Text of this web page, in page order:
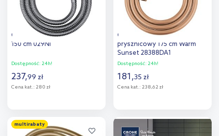
Omnires wąż prysznicowy
150 cm 029NI
Dostępność: 24h!
237,99 zł
Cena kat.: 280 zł
Dodaj do
Grohe Silverflex wąż
prysznicowy 175 cm Warm
Sunset 28388DA1
Dostępność: 24h!
181,35 zł
Cena kat.: 238,62 zł
Dodaj do
multirabaty